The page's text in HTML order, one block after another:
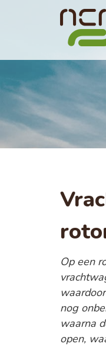
Op een
nog
waarna
open,